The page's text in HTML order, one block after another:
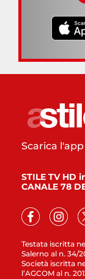
Testata iscritta
Salerno al n. 34/
Società iscritta
l’AGCOM al n.
Scarica l'app
STILE TV HD
CANALE 78